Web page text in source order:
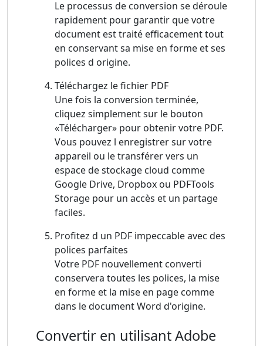
Le processus de conversion se déroule
rapidement pour garantir que votre
document est traité efficacement tout
en conservant sa mise en forme et ses
polices d origine.
Téléchargez le fichier PDF
Une fois la conversion terminée,
cliquez simplement sur le bouton
«Télécharger» pour obtenir votre PDF.
Vous pouvez l enregistrer sur votre
appareil ou le transférer vers un
espace de stockage cloud comme
Google Drive, Dropbox ou PDFTools
Storage pour un accès et un partage
faciles.
Profitez d un PDF impeccable avec des
polices parfaites
Votre PDF nouvellement converti
conservera toutes les polices, la mise
en forme et la mise en page comme
dans le document Word d'origine.
Convertir en utilisant Adobe